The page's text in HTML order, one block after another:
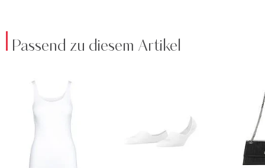
Passend zu diesem Artikel